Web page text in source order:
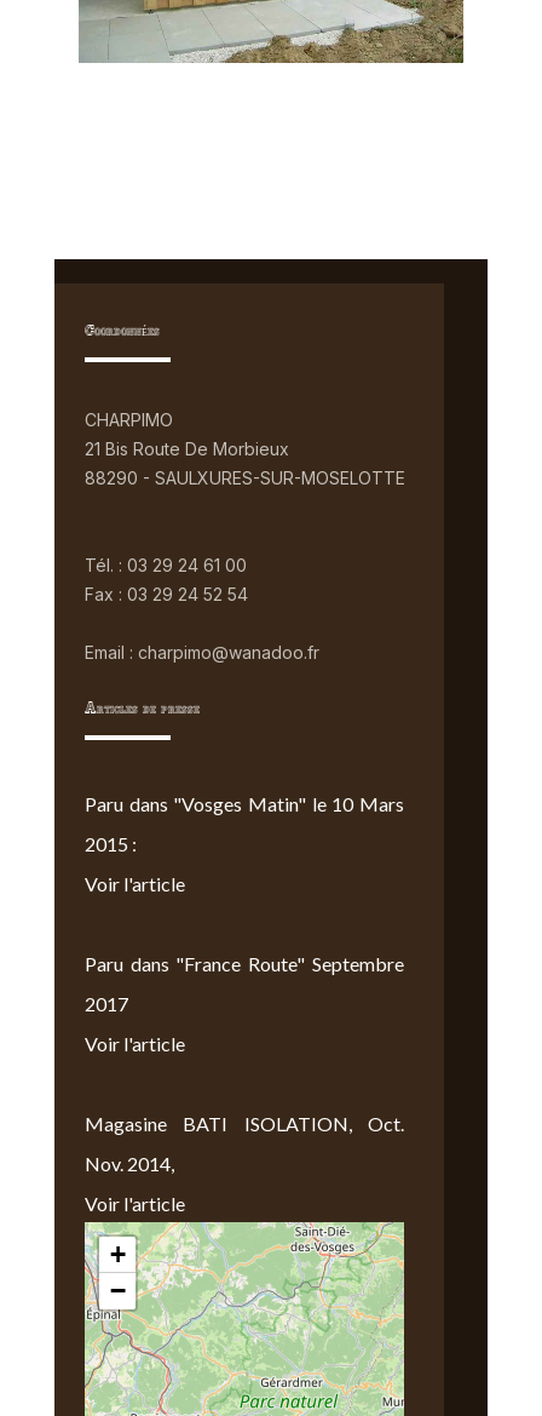
Coordonnées
CHARPIMO
21 Bis Route De Morbieux
88290 - SAULXURES-SUR-MOSELOTTE
Tél. : 03 29 24 61 00
Fax : 03 29 24 52 54
Email : charpimo@wanadoo.fr
Articles de presse
Paru dans "Vosges Matin" le 10 Mars
2015 :
Voir l'article
Paru dans "France Route" Septembre
2017
Voir l'article
Magasine BATI ISOLATION, Oct.
Nov. 2014,
Voir l'article
Nous Trouver
+
−